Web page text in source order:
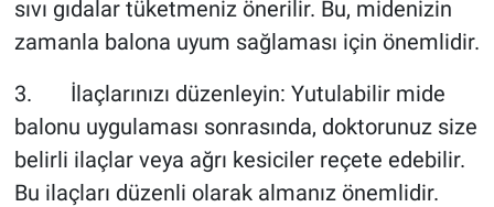
sıvı gıdalar tüketmeniz önerilir. Bu, midenizin
zamanla balona uyum sağlaması için önemlidir.
3. İlaçlarınızı düzenleyin: Yutulabilir mide
balonu uygulaması sonrasında, doktorunuz size
belirli ilaçlar veya ağrı kesiciler reçete edebilir.
Bu ilaçları düzenli olarak almanız önemlidir.